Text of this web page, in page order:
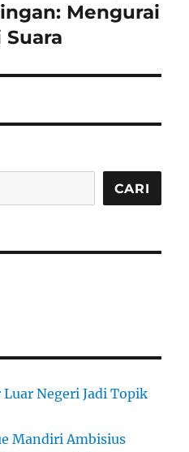
Mengurai
CARI
Negeri Jadi Topik
Mandiri Ambisius